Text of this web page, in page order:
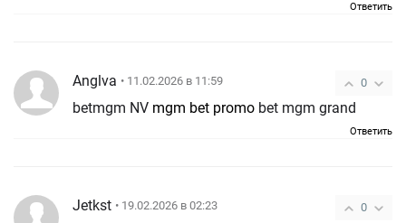
Ответить
0
Anglva • 11.02.2026 в 11:59
betmgm NV mgm bet promo bet mgm grand
Ответить
0
Jetkst • 19.02.2026 в 02:23